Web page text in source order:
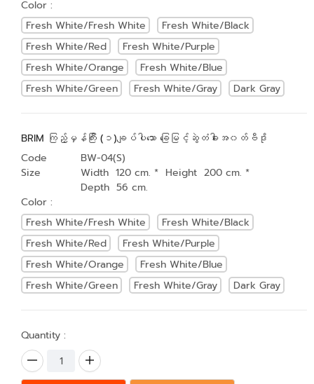
Color :
Fresh White/Fresh White
Fresh White/Black
Fresh White/Red
Fresh White/Purple
Fresh White/Orange
Fresh White/Blue
Fresh White/Green
Fresh White/Gray Dark Gray
BRIM ကြည့်မှန်ကြီး (၁)ချပ်ပါသော ခြေမြင့်ဆွဲတံခါးအ၀တ်ဗီဒို
Code
BW-04(S)
Size
Width 120 cm. * Height 200 cm. *
Depth 56 cm.
Color :
Fresh White/Fresh White
Fresh White/Black
Fresh White/Red
Fresh White/Purple
Fresh White/Orange
Fresh White/Blue
Fresh White/Green
Fresh White/Gray Dark Gray
Quantity :